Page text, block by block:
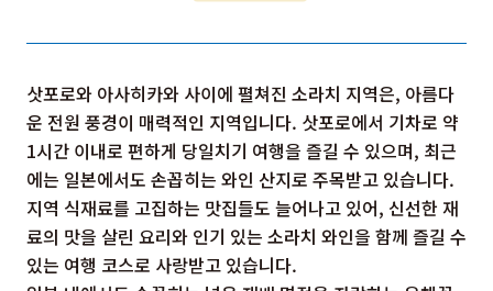
삿포로와 아사히카와 사이에 펼쳐진 소라치 지역은, 아름다
운 전원 풍경이 매력적인 지역입니다. 삿포로에서 기차로 약
1시간 이내로 편하게 당일치기 여행을 즐길 수 있으며, 최근
에는 일본에서도 손꼽히는 와인 산지로 주목받고 있습니다.
지역 식재료를 고집하는 맛집들도 늘어나고 있어, 신선한 재
료의 맛을 살린 요리와 인기 있는 소라치 와인을 함께 즐길 수
있는 여행 코스로 사랑받고 있습니다.